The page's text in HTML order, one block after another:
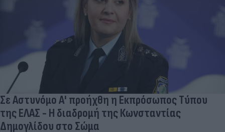
Σε Αστυνόμο Α' προήχθη η Εκπρόσωπος Τύπου
της ΕΛΑΣ - Η διαδρομή της Κωνσταντίας
Δημογλίδου στο Σώμα